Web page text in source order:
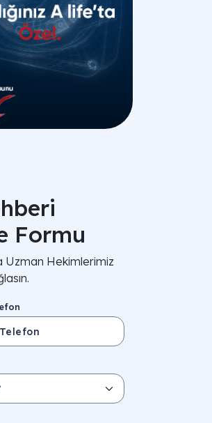
Formu
Uzman Hekimlerimiz